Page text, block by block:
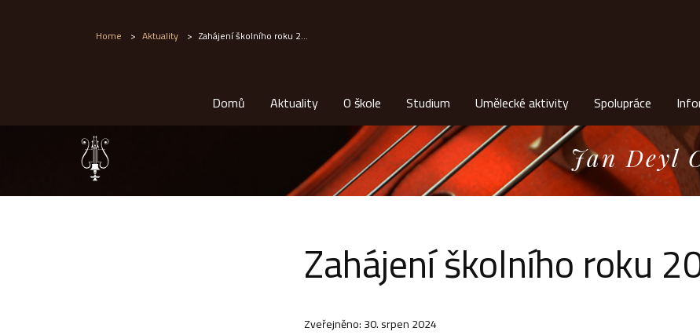
Home > Aktuality > Zahájení školního roku 2...
Domů Aktuality O škole Studium Umělecké aktivity Spolupráce
Jan Deyl
Zahájení školního roku
Zveřejněno: 30. srpen 2024